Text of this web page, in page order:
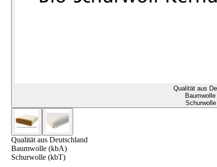
Qualität aus
Qualität aus Deutschland
Baumwolle (kbA)
Schurwolle (kbT)